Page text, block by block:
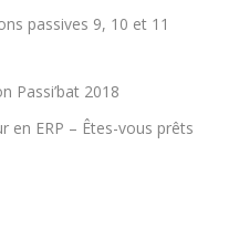
passives 9, 10 et 11
Passi’bat 2018
en ERP – Êtes-vous prêts